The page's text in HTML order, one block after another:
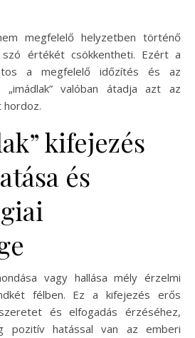
megfelelő helyzetben történő
szó értékét csökkentheti. Ezért a
a megfelelő időzítés és az
valóban átadja azt az
hordoz.
kifejezés
és
vagy hallása mély érzelmi
félben. Ez a kifejezés erős
és elfogadás érzéséhez,
pozitív hatással van az emberi